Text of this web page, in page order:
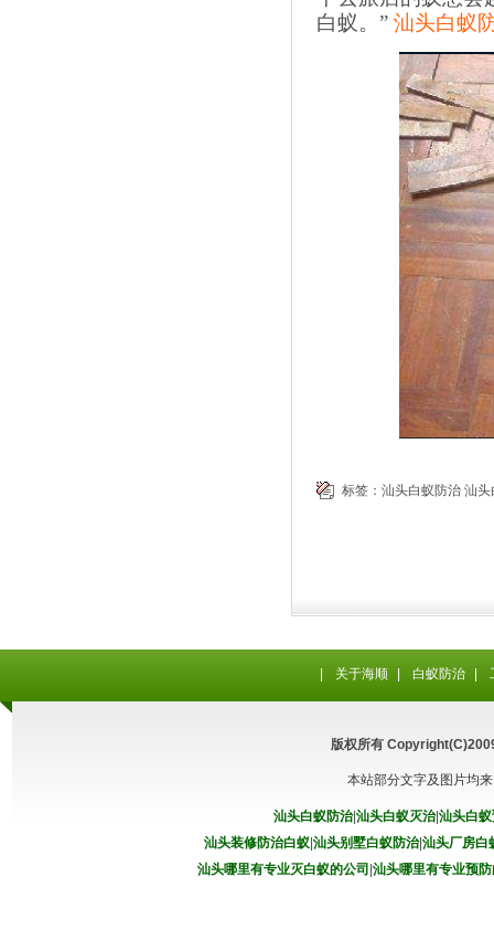
白蚁。” 汕头白蚁
标签： 汕头白蚁防治 汕头
关于海顺 白蚁防治
版权所有
本站部分文字及图片均
汕头白蚁防治|汕头白蚁灭治|汕头白
汕头装修防治白蚁| 汕头别墅白蚁防治|汕头厂房白
汕头哪里有专业灭白蚁的公司 汕头哪里有专业预